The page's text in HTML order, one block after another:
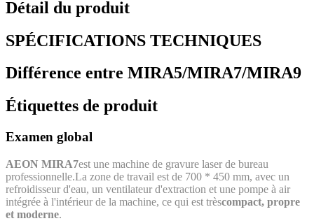
Détail du produit
SPÉCIFICATIONS TECHNIQUES
Différence entre MIRA5/MIRA7/MIRA9
Étiquettes de produit
Examen global
AEON MIRA7est une machine de gravure laser de bureau
professionnelle.La zone de travail est de 700 * 450 mm, avec un
refroidisseur d'eau, un ventilateur d'extraction et une pompe à air
intégrée à l'intérieur de la machine, ce qui est trèscompact, propre
et moderne.